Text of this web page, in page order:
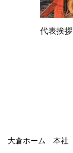
代表挨拶
大倉ホーム 本社